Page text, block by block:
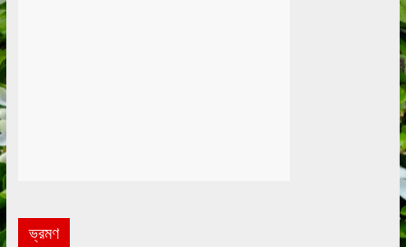
ভ্রমণ